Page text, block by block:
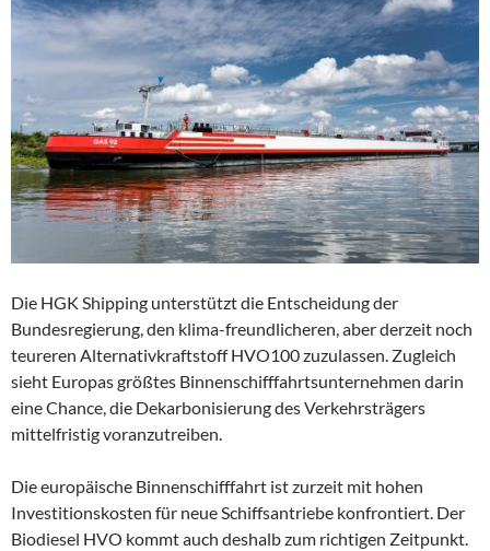
Die HGK Shipping unterstützt die Entscheidung der
Bundesregierung, den klima-freundlicheren, aber derzeit noch
teureren Alternativkraftstoff HVO100 zuzulassen. Zugleich
sieht Europas größtes Binnenschifffahrtsunternehmen darin
eine Chance, die Dekarbonisierung des Verkehrsträgers
mittelfristig voranzutreiben.
Die europäische Binnenschifffahrt ist zurzeit mit hohen
Investitionskosten für neue Schiffsantriebe konfrontiert. Der
Biodiesel HVO kommt auch deshalb zum richtigen Zeitpunkt.